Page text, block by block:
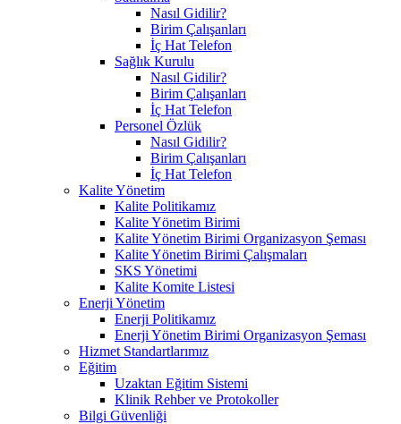
Nasıl Gidilir?
Birim Çalışanları
İç Hat Telefon
Sağlık Kurulu
Nasıl Gidilir?
Birim Çalışanları
İç Hat Telefon
Personel Özlük
Nasıl Gidilir?
Birim Çalışanları
İç Hat Telefon
Kalite Yönetim
Kalite Politikamız
Kalite Yönetim Birimi
Kalite Yönetim Birimi Organizasyon Şeması
Kalite Yönetim Birimi Çalışmaları
SKS Yönetimi
Kalite Komite Listesi
Enerji Yönetim
Enerji Politikamız
Enerji Yönetim Birimi Organizasyon Şeması
Hizmet Standartlarımız
Eğitim
Uzaktan Eğitim Sistemi
Klinik Rehber ve Protokoller
Bilgi Güvenliği